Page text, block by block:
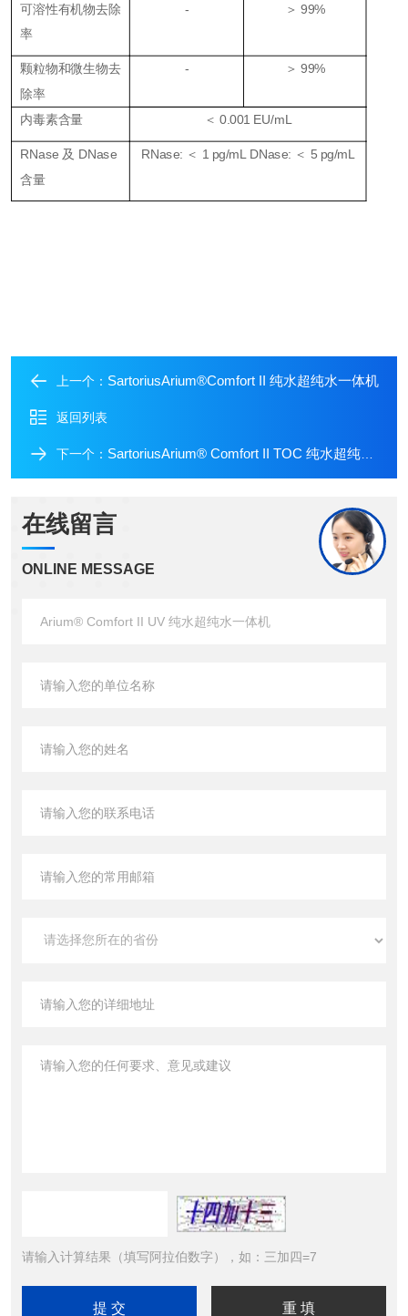
可溶性有机物去除
率
- ＞ 99%
颗粒物和微生物去
除率
- ＞ 99%
内毒素含量 ＜ 0.001 EU/mL
RNase 及 DNase
含量
RNase: ＜ 1 pg/mL DNase: ＜ 5 pg/mL
上一个： SartoriusArium®Comfort II 纯水超纯水一体机
返回列表
下一个： SartoriusArium® Comfort II TOC 纯水超纯水一体机
在线留言
ONLINE MESSAGE
请输入计算结果（填写阿拉伯数字），如：三加四=7